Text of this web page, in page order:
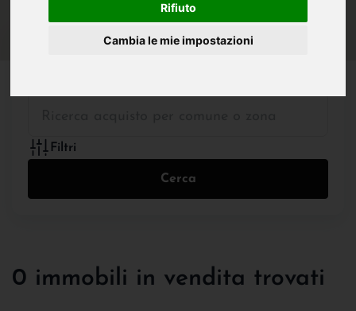
Rifiuto
Cambia le mie impostazioni
Filtri
Cerca
0 immobili in vendita trovati